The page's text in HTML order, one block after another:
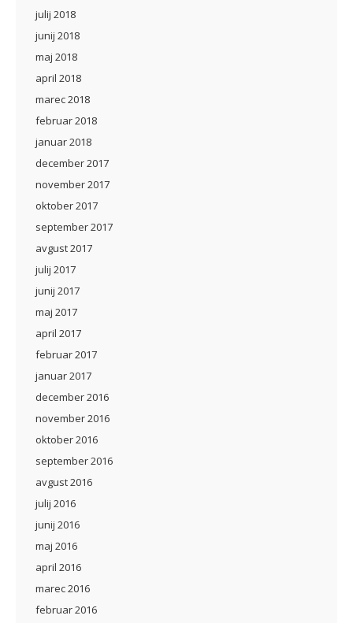
julij 2018
junij 2018
maj 2018
april 2018
marec 2018
februar 2018
januar 2018
december 2017
november 2017
oktober 2017
september 2017
avgust 2017
julij 2017
junij 2017
maj 2017
april 2017
februar 2017
januar 2017
december 2016
november 2016
oktober 2016
september 2016
avgust 2016
julij 2016
junij 2016
maj 2016
april 2016
marec 2016
februar 2016